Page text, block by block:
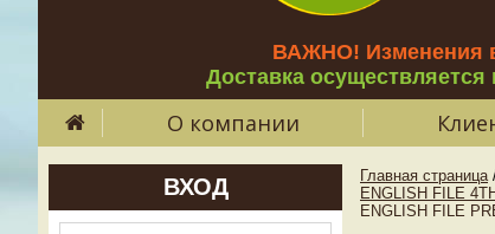
ВАЖНО! Изменения
Доставка осуществляется
О компании
ВХОД Главная страница
ENGLISH FILE
ENGLISH FILE